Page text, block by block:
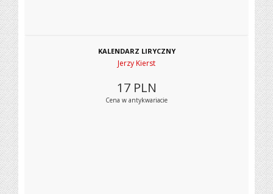
KALENDARZ LIRYCZNY
Jerzy Kierst
17 PLN
Cena w antykwariacie